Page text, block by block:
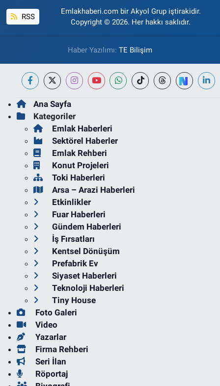
RSS
Emlakhaberi.com bir Akyol Grup iştirakidir.
Copyright © 2026. Her hakkı saklıdır.
Haber Yazılımı: TE Bilişim
Ana Sayfa
Kategoriler
Emlak Haberleri
Sektörel Haberler
Emlak Rehberi
Konut Projeleri
Toki Haberleri
Arsa – Arazi Haberleri
Etkinlikler
Fuar Haberleri
Gündem Haberleri
İş Fırsatları
Kentsel Dönüşüm
Prefabrik Ev
Siyaset Haberleri
Teknoloji Haberleri
Tiny House
Foto Galeri
Video
Yazarlar
Firma Rehberi
Seri İlan
Röportaj